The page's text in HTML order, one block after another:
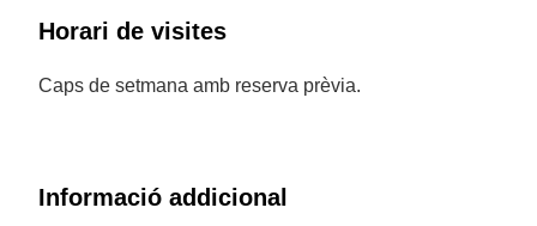
Horari de visites
Caps de setmana amb reserva prèvia.
Informació addicional